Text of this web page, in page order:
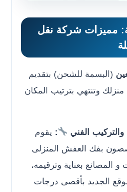
مميزات شركة نقل
(البسمة للشحن) بتقديم
وتنتهي بترتيب المكان
الفني : يقوم
بفك العفش المنزلى
المصانع بعناية وترقيمه،
الجديد بأقصى درجات